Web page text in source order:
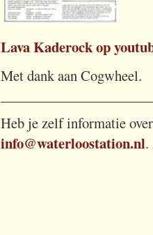
Lava Kaderock op
Met dank aan Cogwheel.
Heb je zelf informatie
info@waterloostation.nl.